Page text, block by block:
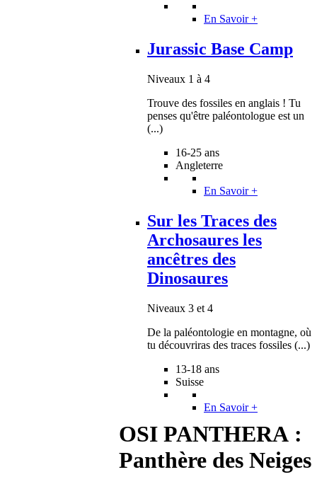
En Savoir +
Jurassic Base Camp
Niveaux 1 à 4
Trouve des fossiles en anglais ! Tu
penses qu'être paléontologue est un
(...)
16-25 ans
Angleterre
En Savoir +
Sur les Traces des
Archosaures les
ancêtres des
Dinosaures
Niveaux 3 et 4
De la paléontologie en montagne, où
tu découvriras des traces fossiles (...)
13-18 ans
Suisse
En Savoir +
OSI PANTHERA :
Panthère des Neiges